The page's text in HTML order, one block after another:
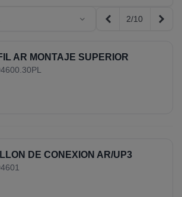
Anterior
2/10
AR MONTAJE SUPERIOR
DE CONEXION AR/UP3